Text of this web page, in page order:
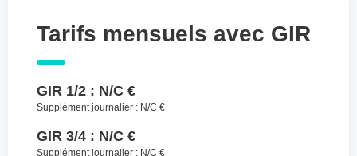
PNG, PDF, JPEG, TAILLE MAX. DES FICHIERS :
100 MB.
J'accepte les CGU (https://www.preprod-
ehpad-trikaya.fr/politique-de-
confidentialite/)*
ENVOYER
Tarifs mensuels avec GIR
GIR 1/2 : N/C €
Supplément journalier : N/C €
GIR 3/4 : N/C €
Supplément journalier : N/C €